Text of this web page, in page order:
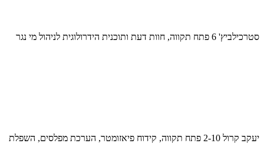
סטרכילביץ' 6 פתח תקווה, חוות דעת ותוכנית הידרולוגית לניהול מי נגר
יעקב קרול 2-10 פתח תקווה, קידוח פיאזומטר, הערכת מפלסים, השפלת